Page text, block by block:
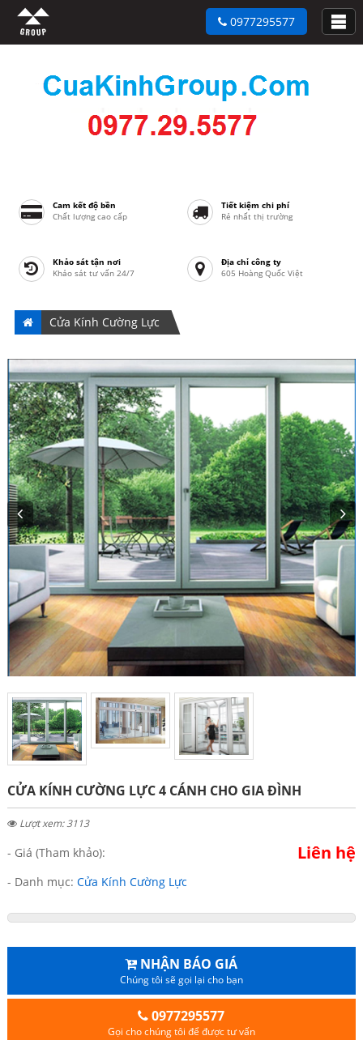
Cam kết độ bền
Chất lượng cao cấp
Tiết kiệm chi phí
Rẻ nhất thị trường
Khảo sát tận nơi
Khảo sát tư vấn 24/7
Địa chỉ công ty
605 Hoàng Quốc Việt
0977295577
Cửa Kính Cường Lực
CỬA KÍNH CƯỜNG LỰC 4 CÁNH CHO GIA ĐÌNH
Lượt xem: 3113
- Giá (Tham khảo): Liên hệ
- Danh mục: Cửa Kính Cường Lực
NHẬN BÁO GIÁ
Chúng tôi sẽ gọi lại cho bạn
0977295577
Gọi cho chúng tôi để được tư vấn